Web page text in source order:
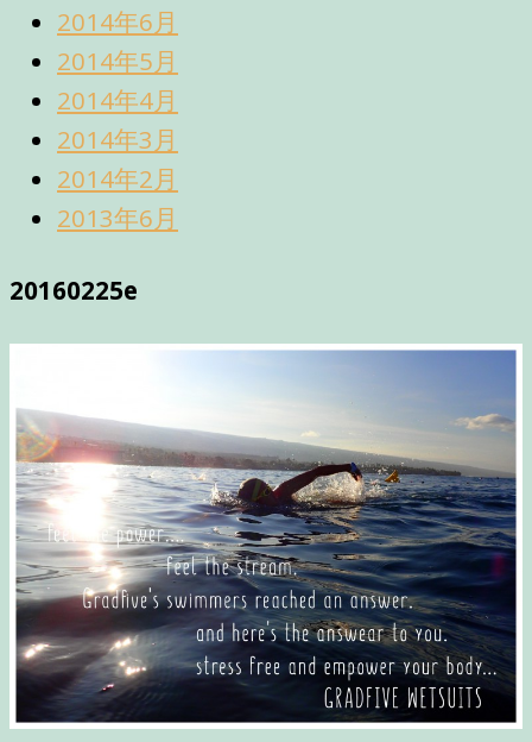
2014年6月
2014年5月
2014年4月
2014年3月
2014年2月
2013年6月
20160225e